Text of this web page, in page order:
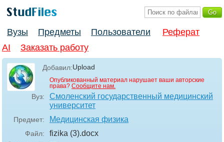
Вузы Предметы Пользователи
Реферат
AI
Заказать работу
Добавил:Upload
Опубликованный материал нарушает ваши авторские
права? Сообщите нам.
Вуз:
Смоленский государственный медицинский
университет
Предмет: Медицинская физика
Файл: fizika (3).docx